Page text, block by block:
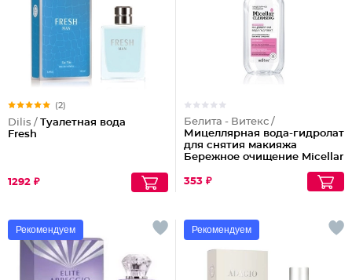
(2)
Dilis / Туалетная вода
Fresh
1292 ₽
Белита - Витекс /
Мицеллярная вода-гидролат
для снятия макияжа
Бережное очищение Micellar
353 ₽
Рекомендуем Рекомендуем